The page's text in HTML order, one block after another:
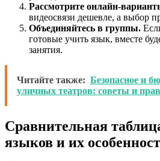
Рассмотрите онлайн-
видеосвязи дешевле, а выбор
Объединяйтесь в группы.
готовые учить язык, вместе
занятия.
Читайте также: Безопасное и
уличных театров: советы и
Сравнительная
языков и их